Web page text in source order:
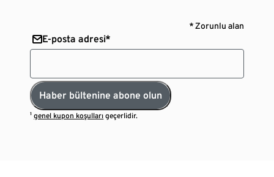
* Zorunlu alan
E-posta adresi*
Haber bültenine abone olun
¹genel kupon koşulları geçerlidir.